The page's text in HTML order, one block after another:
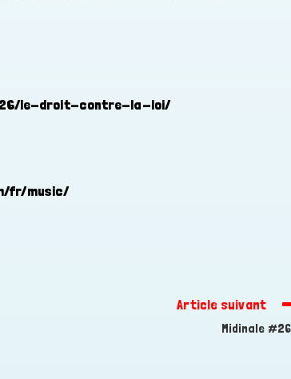
26/le-droit-contre-la-loi/
fr/music/
Article suivant
Midinale